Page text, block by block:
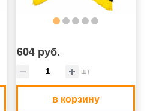
604 руб.
шт
в корзину